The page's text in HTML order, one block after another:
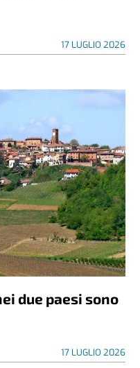
17 LUGLIO 2026
due paesi sono
17 LUGLIO 2026